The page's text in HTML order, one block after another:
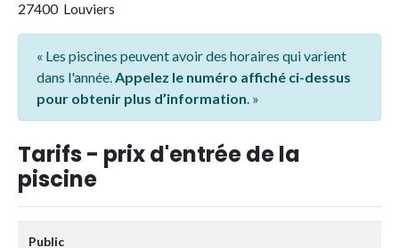
27400 Louviers
« Les piscines peuvent avoir des horaires qui varient
dans l'année.Appelez le numéro affiché ci-dessus
pour obtenir plus d’information. »
Tarifs - prix d'entrée de la
piscine
Public